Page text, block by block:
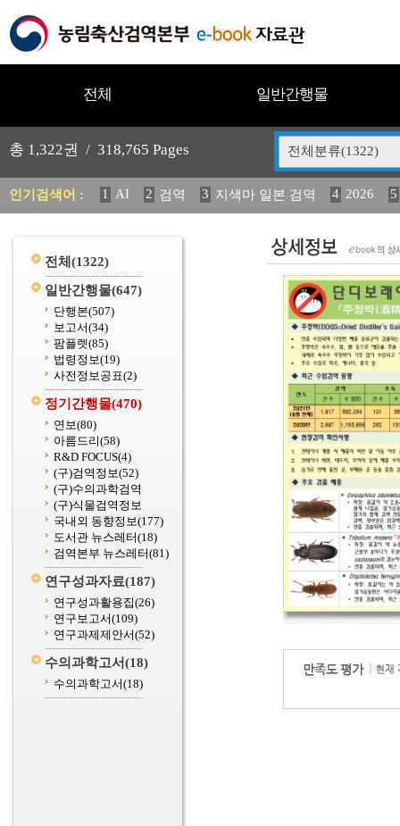
전체 일반간행물
총 1,322권 / 318,765 Pages 전체분류(1322)
인기검색어 : 1 AI 2 검역 3 지색마 일본 검역 4 2026
5
11 2025 12 중독성 식물 도감 13 媛 異 14
전체 (1322)
일반간행물(647)
단행본(507)
보고서(34)
팜플렛(85)
법령정보(19)
사전정보공표(2)
정기간행물(470)
연보(80)
아름드리(58)
R&D FOCUS(4)
(구)검역정보(52)
(구)수의과학검역
(구)식물검역정보
국내외 동향정보(177)
도서관 뉴스레터(18)
검역본부 뉴스레터(81)
연구성과자료(187)
연구성과활용집(26)
연구보고서(109)
연구과제제안서(52)
수의과학고서(18)
수의과학고서(18)